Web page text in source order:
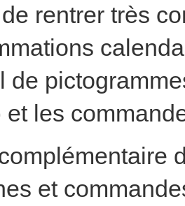
rentrer très
de
et les
et